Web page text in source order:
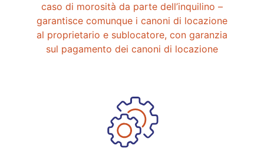
caso di morosità da parte dell’inquilino –
garantisce comunque i canoni di locazione
al proprietario e sublocatore, con garanzia
sul pagamento dei canoni di locazione